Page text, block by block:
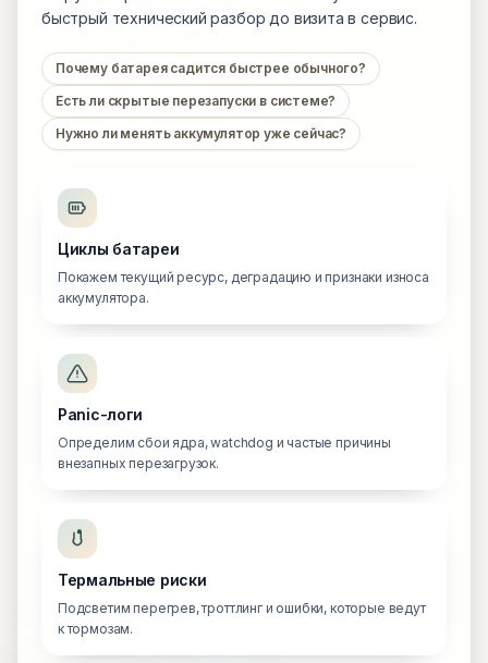
быстрый технический разбор до визита в сервис.
Почему батарея садится быстрее обычного?
Есть ли скрытые перезапуски в системе?
Нужно ли менять аккумулятор уже сейчас?
Циклы батареи
Покажем текущий ресурс, деградацию и признаки износа
аккумулятора.
Panic-логи
Определим сбои ядра, watchdog и частые причины
внезапных перезагрузок.
Термальные риски
Подсветим перегрев, троттлинг и ошибки, которые ведут
к тормозам.